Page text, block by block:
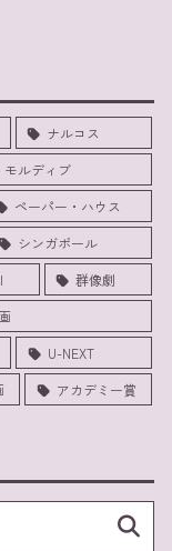
ナルコス
モルディブ
ペーパー・ハウス
シンガポール
群像劇
U-NEXT
アカデミー賞